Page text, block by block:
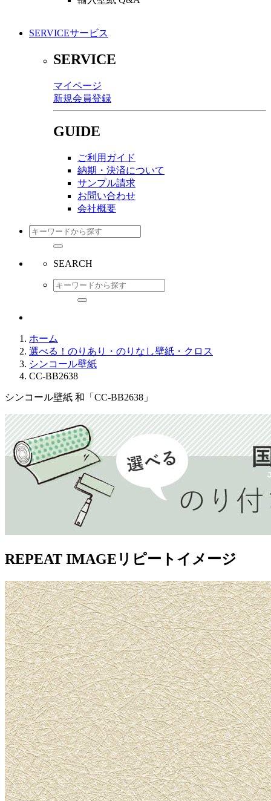
SERVICEサービス
SERVICE
マイページ
新規会員登録
GUIDE
ご利用ガイド
納期・決済について
サンプル請求
お問い合わせ
会社概要
SEARCH
ホーム
選べる！のりあり・のりなし壁紙・クロス
シンコール壁紙
CC-BB2638
シンコール壁紙 和「CC-BB2638」
REPEAT IMAGE リピートイメージ